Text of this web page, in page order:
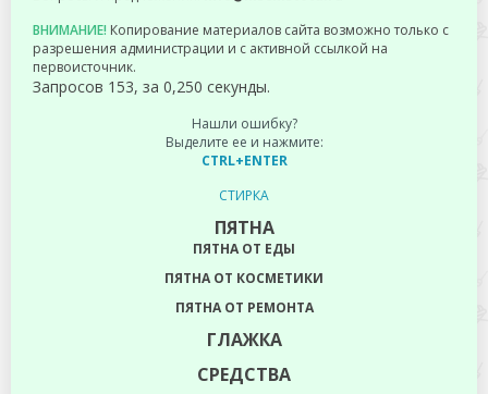
ВНИМАНИЕ! Копирование материалов сайта возможно только с
разрешения администрации и с активной ссылкой на
первоисточник.
Запросов 153, за 0,250 секунды.
Нашли ошибку?
Выделите ее и нажмите:
CTRL+ENTER
СТИРКА
ПЯТНА
ПЯТНА ОТ ЕДЫ
ПЯТНА ОТ КОСМЕТИКИ
ПЯТНА ОТ РЕМОНТА
ГЛАЖКА
СРЕДСТВА